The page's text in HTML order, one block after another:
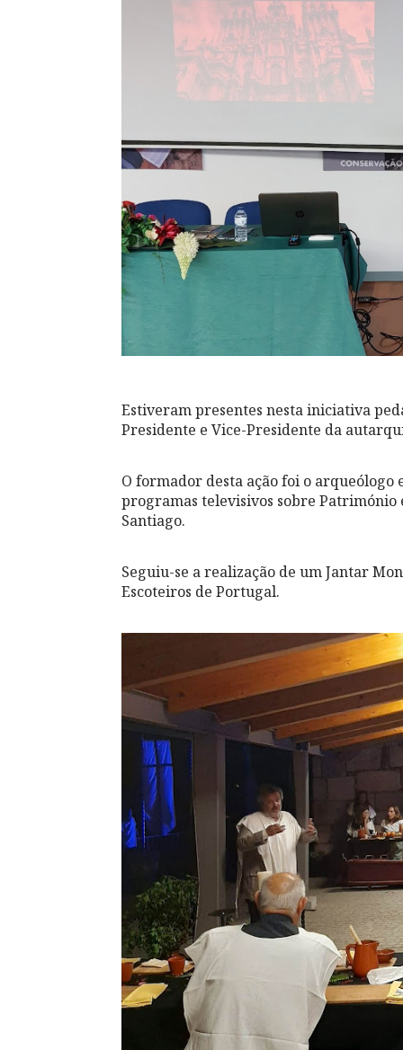
Estiveram presentes nesta iniciativa
Presidente e Vice-Presidente da
O formador desta ação foi o arqueólogo
programas televisivos sobre Património
Santiago.
Seguiu-se a realização de um Jantar
Escoteiros de Portugal.